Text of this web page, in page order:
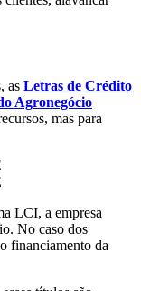
as Letras de Crédito
Agronegócio
mas para
LCI, a empresa
No caso dos
financiamento da